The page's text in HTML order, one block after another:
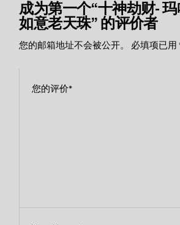
成为第一个“十神劫财-
如意老天珠” 的评价者
您的邮箱地址不会被公开。 必填项已用